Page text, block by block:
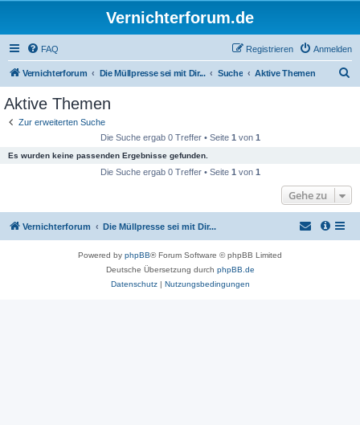
Vernichterforum.de
FAQ Anmelden
Registrieren
Vernichterforum Die Müllpresse sei mit Dir... Suche Aktive Themen
Aktive Themen
Zur erweiterten Suche
Die Suche ergab 0 Treffer • Seite 1 von 1
Es wurden keine passenden Ergebnisse gefunden.
Die Suche ergab 0 Treffer • Seite 1 von 1
Gehe zu
Vernichterforum Die Müllpresse sei mit Dir...
Powered by phpBB® Forum Software © phpBB Limited
Deutsche Übersetzung durch phpBB.de
Datenschutz| Nutzungsbedingungen